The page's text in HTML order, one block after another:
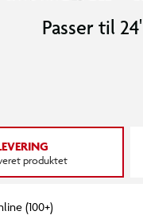
Passer til
produktet
(100+)